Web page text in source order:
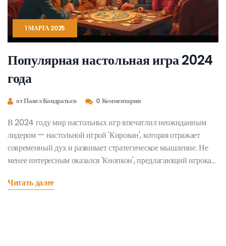
1 МАРТА 2025
Популярная настольная игра 2024
года
от Павел Кондратьев 0 Комментарии
В 2024 году мир настольных игр впечатлил неожиданным
лидером — настольной игрой 'Кирован', которая отражает
современный дух и развивает стратегическое мышление. Не
менее интересным оказался 'Кнопкон', предлагающий игрокам
игры продолжают оставаться важной частью семейных и
Читать далее